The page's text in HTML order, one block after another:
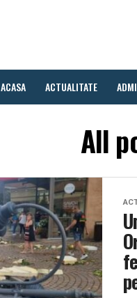
ACASA ACTUALITATE
All